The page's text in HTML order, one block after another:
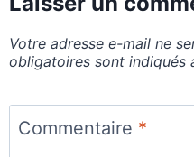
Votre adresse e-mail ne
obligatoires sont indiqués
Commentaire *